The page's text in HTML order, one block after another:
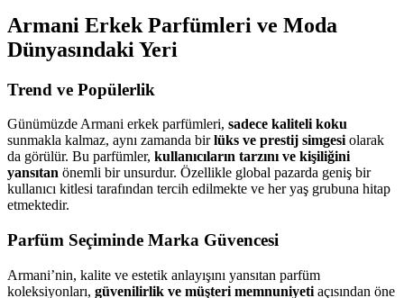
Armani Erkek Parfümleri ve Moda
Dünyasındaki Yeri
Trend ve Popülerlik
Günümüzde Armani erkek parfümleri, sadece kaliteli koku
sunmakla kalmaz, aynı zamanda birlüks ve prestij simgesi olarak
da görülür. Bu parfümler, kullanıcıların tarzını ve kişiliğini
yansıtan önemli bir unsurdur. Özellikle global pazarda geniş bir
kullanıcı kitlesi tarafından tercih edilmekte ve her yaş grubuna hitap
etmektedir.
Parfüm Seçiminde Marka Güvencesi
Armani’nin, kalite ve estetik anlayışını yansıtan parfüm
koleksiyonları, güvenilirlik ve müşteri memnuniyeti açısından öne